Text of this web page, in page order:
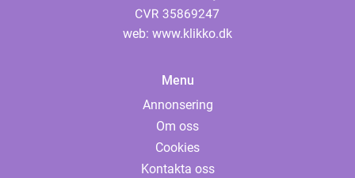
web: www.klikko.dk
Menu
Annonsering
Om oss
Cookies
Kontakta oss